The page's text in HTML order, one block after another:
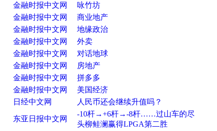
金融时报中文网
咏竹坊
金融时报中文网
商业地产
金融时报中文网
地缘政治
金融时报中文网
外卖
金融时报中文网
对话地球
金融时报中文网
房地产
金融时报中文网
拼多多
金融时报中文网
美国经济
日经中文网
人民币还会继续升值吗？
东亚日报中文网
-10杆→+6杆→-8杆……过山车的尽
头柳鲑澜赢得LPGA第二胜